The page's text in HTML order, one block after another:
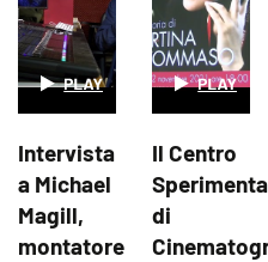
Intervista
a Michael
Magill,
montatore
Il Centro
di